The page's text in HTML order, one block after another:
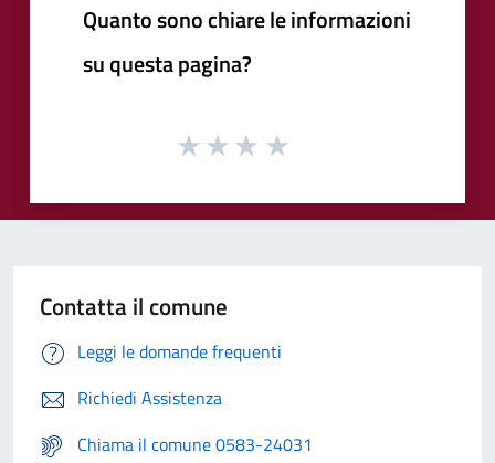
Quanto sono chiare le informazioni
su questa pagina?
Contatta il comune
Leggi le domande frequenti
Richiedi Assistenza
Chiama il comune 0583-24031